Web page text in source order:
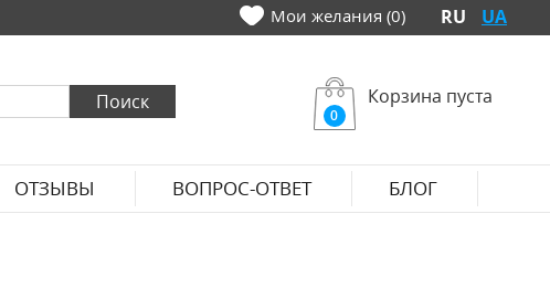
Мои желания (0) RU UA
0
Корзина пуста
ОТЗЫВЫ ВОПРОС-ОТВЕТ БЛОГ